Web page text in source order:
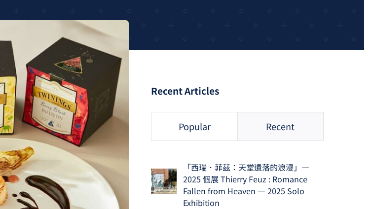
Recent Articles
Popular Recent
「西瑞．菲茲：天堂遺落的浪漫」—
2025 個展 Thierry Feuz : Romance
Fallen from Heaven — 2025 Solo
Exhibition